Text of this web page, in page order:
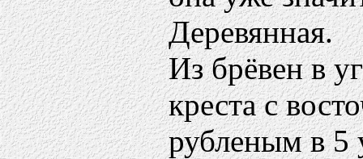
Деревянная.
Из брёвен в
креста с
рубленым в 5